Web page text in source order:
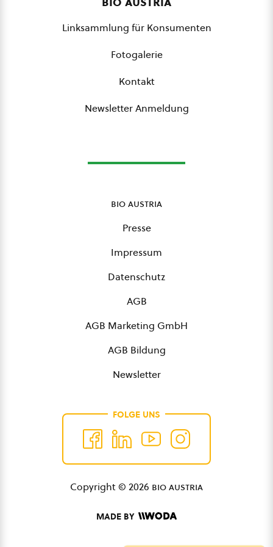
Linksammlung für Konsumenten
Fotogalerie
Kontakt
Newsletter Anmeldung
bio austria
Presse
Impressum
Datenschutz
AGB
AGB Marketing GmbH
AGB Bildung
Newsletter
FOLGE UNS
Copyright © 2026 bio austria
MADE BY